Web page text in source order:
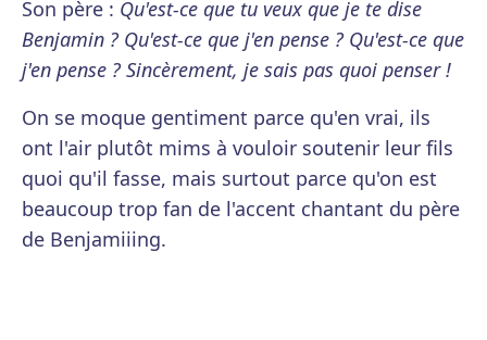
Son père : Qu'est-ce que tu veux que je te dise
Benjamin ? Qu'est-ce que j'en pense ? Qu'est-ce que
j'en pense ? Sincèrement, je sais pas quoi penser !
On se moque gentiment parce qu'en vrai, ils
ont l'air plutôt mims à vouloir soutenir leur fils
quoi qu'il fasse, mais surtout parce qu'on est
beaucoup trop fan de l'accent chantant du père
de Benjamiiing.